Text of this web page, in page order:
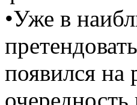
•Уже в
появился